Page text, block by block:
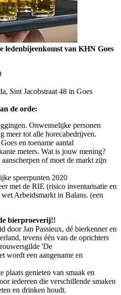
van KHN Goes
Sint Jacobstraat 48 in Goes
de orde:
Onwenselijke personen
meer tot alle horecabedrijven.
en toename aantal
meters. Wat is jouw mening?
of moet de markt zijn
speerpunten 2020
met de RIE (risico inventarisatie en
Arbeidsmarkt in Balans. (een
bierproeverij!!
door Jan Passieux, dé bierkenner en
tevens één van de oprichters
'De
wordt een aangename en
plaats genieten van smaak en
iedereen die verschillende smaken
en drinken houdt.